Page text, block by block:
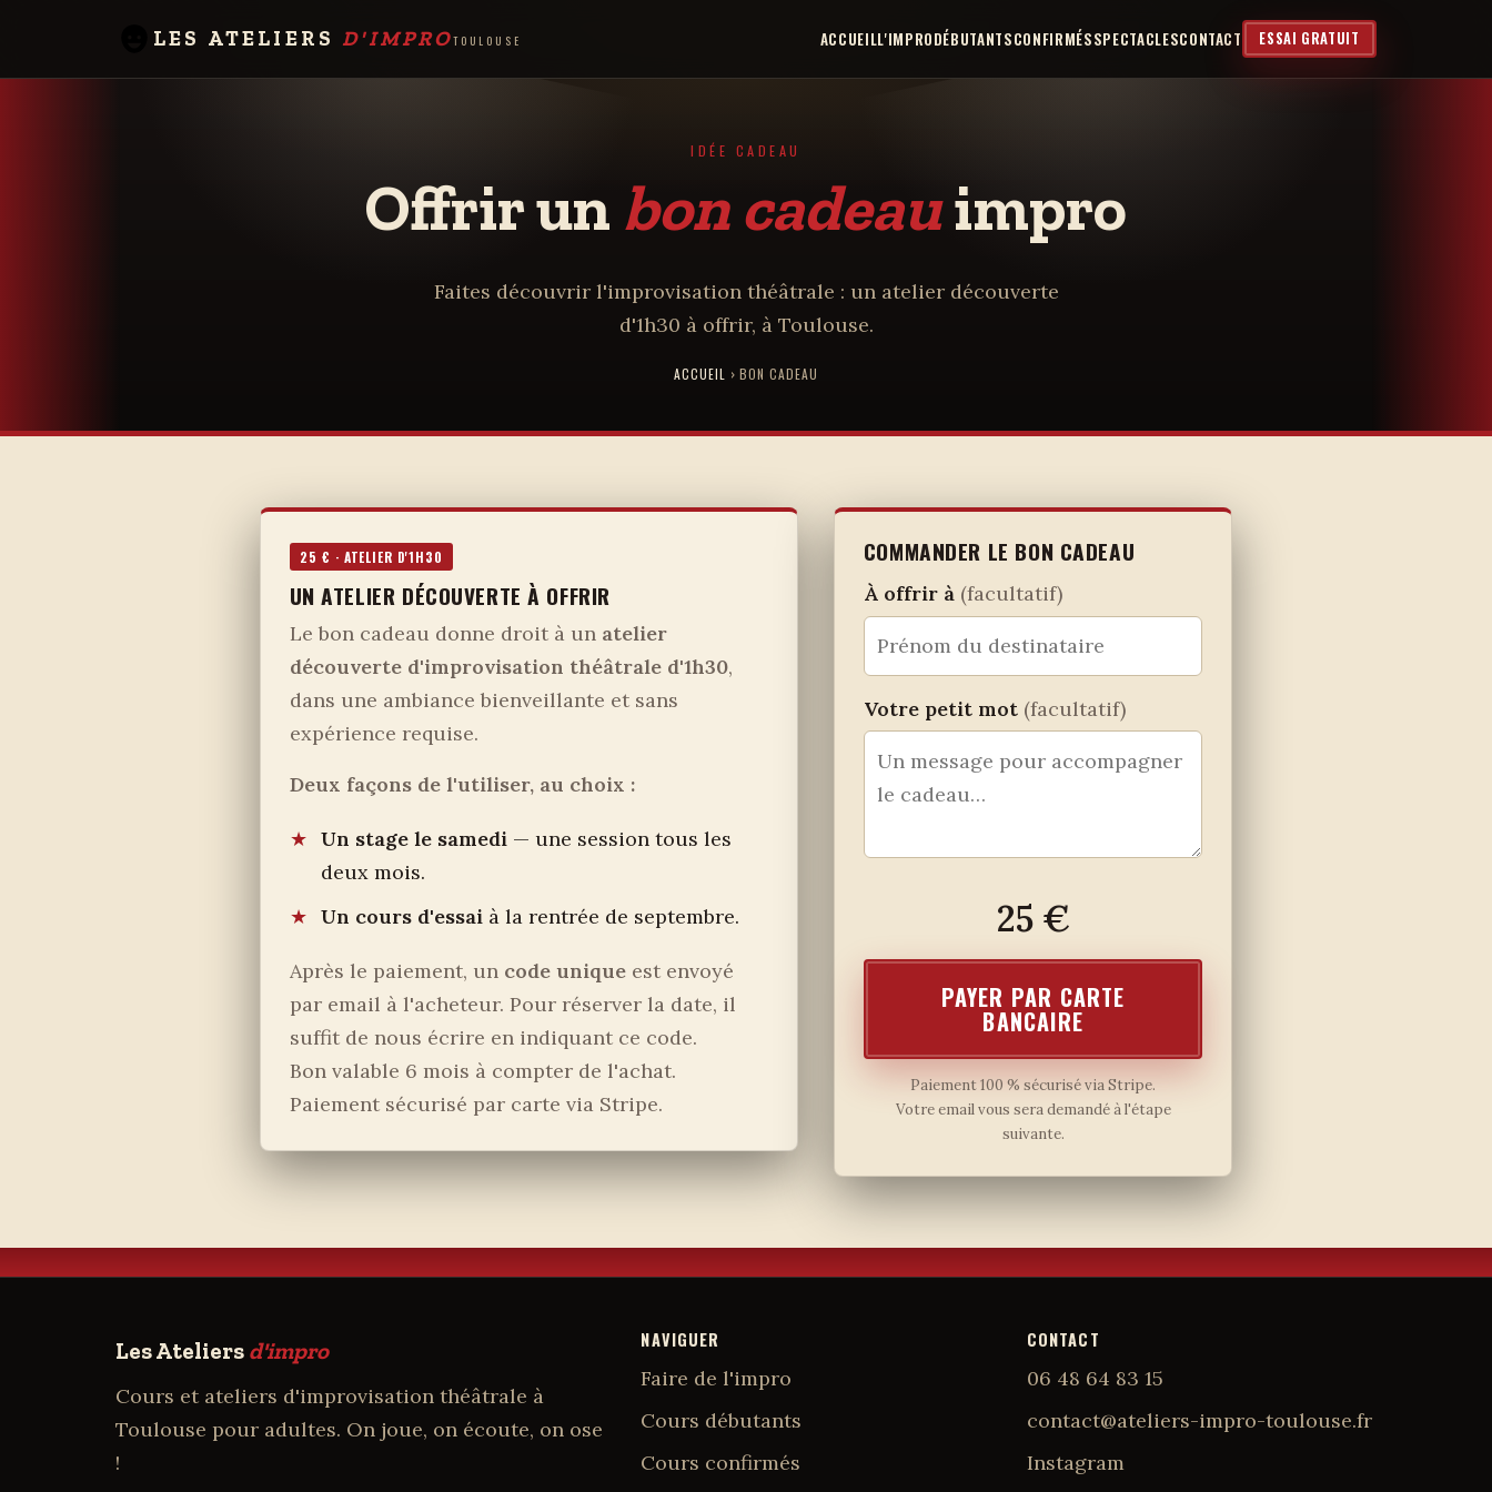
LES ATELIERS D'IMPROTOULOUSE ACCUEILL'IMPRODÉBUTANTSCONFIRMÉSSPECTACLESCONTACT ESSAI GRATUIT
IDÉE CADEAU
Offrir un bon cadeauimpro
Faites découvrir l'improvisation théâtrale : un atelier découverte
d'1h30 à offrir, à Toulouse.
ACCUEIL › BON CADEAU
25 € · ATELIER D'1H30
UN ATELIER DÉCOUVERTE À OFFRIR
Le bon cadeau donne droit à un atelier
découverte d'improvisation théâtrale d'1h30,
dans une ambiance bienveillante et sans
expérience requise.
Deux façons de l'utiliser, au choix :
Un stage le samedi — une session tous les
deux mois.
Un cours d'essai à la rentrée de septembre.
Après le paiement, un code uniqueest envoyé
par email à l'acheteur. Pour réserver la date, il
suffit de nous écrire en indiquant ce code.
Bon valable 6 mois à compter de l'achat.
Paiement sécurisé par carte via Stripe.
COMMANDER LE BON CADEAU
À offrir à (facultatif)
Votre petit mot (facultatif)
25 €
PAYER PAR CARTE
BANCAIRE
Paiement 100 % sécurisé via Stripe.
Votre email vous sera demandé à l'étape
suivante.
Les Ateliers d'impro
Cours et ateliers d'improvisation théâtrale à
Toulouse pour adultes. On joue, on écoute, on ose
!
NAVIGUER
Faire de l'impro
Cours débutants
Cours confirmés
CONTACT
06 48 64 83 15
contact@ateliers-impro-toulouse.fr
Instagram